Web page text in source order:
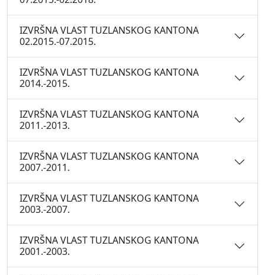
IZVRŠNA VLAST TUZLANSKOG KANTONA
02.2015.-07.2015.
IZVRŠNA VLAST TUZLANSKOG KANTONA
2014.-2015.
IZVRŠNA VLAST TUZLANSKOG KANTONA
2011.-2013.
IZVRŠNA VLAST TUZLANSKOG KANTONA
2007.-2011.
IZVRŠNA VLAST TUZLANSKOG KANTONA
2003.-2007.
IZVRŠNA VLAST TUZLANSKOG KANTONA
2001.-2003.